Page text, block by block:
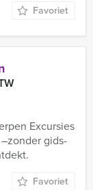
Favoriet
Excursies
gids-
Favoriet